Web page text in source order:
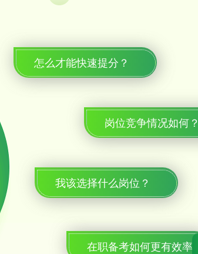
怎么才能快速提分？
岗位竞争情况如何？
我该选择什么岗位？
在职备考如何更有效率？